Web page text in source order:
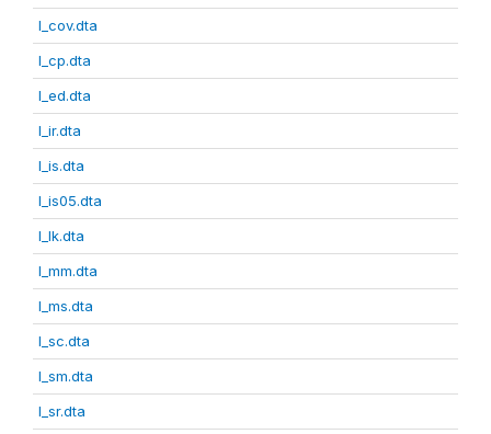
l_cov.dta
l_cp.dta
l_ed.dta
l_ir.dta
l_is.dta
l_is05.dta
l_lk.dta
l_mm.dta
l_ms.dta
l_sc.dta
l_sm.dta
l_sr.dta